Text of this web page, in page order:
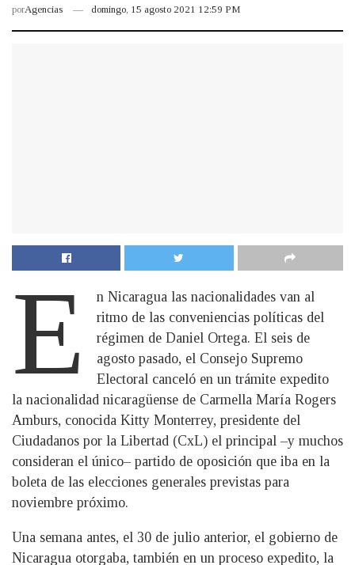
porAgencias domingo, 15 agosto 2021 12:59 PM
E
n Nicaragua las nacionalidades van al
ritmo de las conveniencias políticas del
régimen de Daniel Ortega. El seis de
agosto pasado, el Consejo Supremo
Electoral canceló en un trámite expedito
la nacionalidad nicaragüense de Carmella María Rogers
Amburs, conocida Kitty Monterrey, presidente del
Ciudadanos por la Libertad (CxL) el principal –y muchos
consideran el único– partido de oposición que iba en la
boleta de las elecciones generales previstas para
noviembre próximo.
Una semana antes, el 30 de julio anterior, el gobierno de
Nicaragua otorgaba, también en un proceso expedito, la